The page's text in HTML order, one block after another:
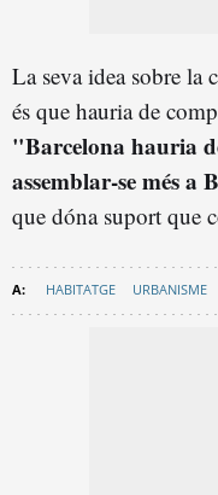
La seva idea sobre la
és que hauria de
"Barcelona hauria
assemblar-se més
que dóna suport que
HABITATGE URBANISME